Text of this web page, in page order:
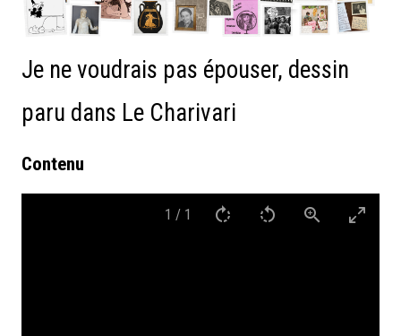
Je ne voudrais pas épouser, dessin
paru dans Le Charivari
Contenu
1 / 1